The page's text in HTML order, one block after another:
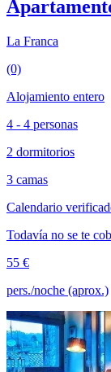
La Franca
(0)
Alojamiento entero
4 - 4 personas
2 dormitorios
3 camas
Calendario
Todavía no se te
55 €
pers./noche (aprox.)